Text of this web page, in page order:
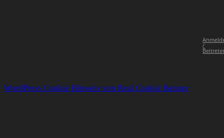
/
WordPress Cookie Hinweis von Real Cookie Banner